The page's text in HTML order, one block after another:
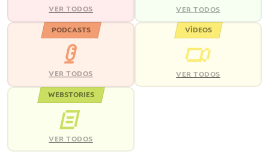
VER TODOS VER TODOS
PODCASTS
VER TODOS
VÍDEOS
VER TODOS
WEBSTORIES
VER TODOS